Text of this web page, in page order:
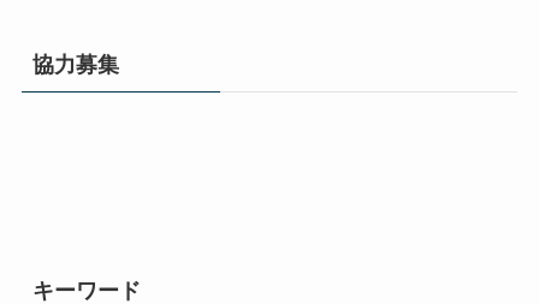
協力募集
キーワード